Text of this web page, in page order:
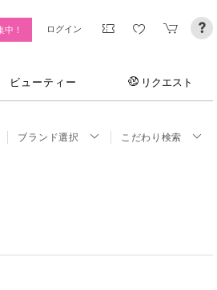
中！ ログイン
ビューティー リクエスト
ブランド選択 こだわり検索